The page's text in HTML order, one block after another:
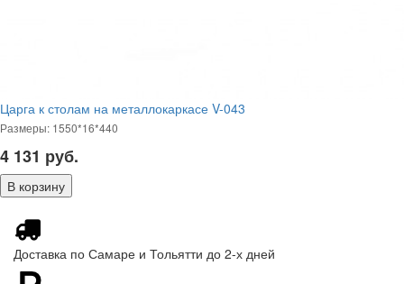
Царга к столам на металлокаркасе V-043
Размеры: 1550*16*440
4 131 руб.
Доставка по Самаре и Тольятти до 2-х дней